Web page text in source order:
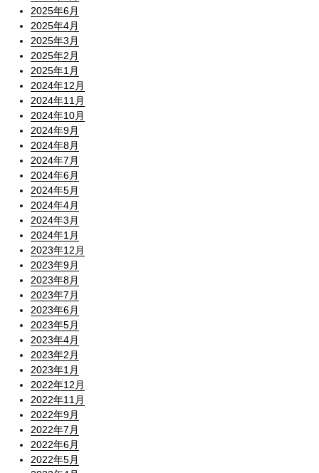
2025年6月
2025年4月
2025年3月
2025年2月
2025年1月
2024年12月
2024年11月
2024年10月
2024年9月
2024年8月
2024年7月
2024年6月
2024年5月
2024年4月
2024年3月
2024年1月
2023年12月
2023年9月
2023年8月
2023年7月
2023年6月
2023年5月
2023年4月
2023年2月
2023年1月
2022年12月
2022年11月
2022年9月
2022年7月
2022年6月
2022年5月